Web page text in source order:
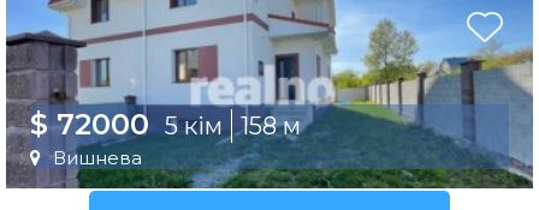
$ 72000 5 кім 158 м
Вишнева